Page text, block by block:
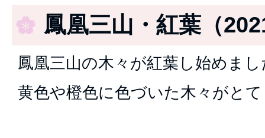
鳳凰三山・紅葉（
鳳凰三山の木々が紅葉し始めまし
黄色や橙色に色づいた木々がと